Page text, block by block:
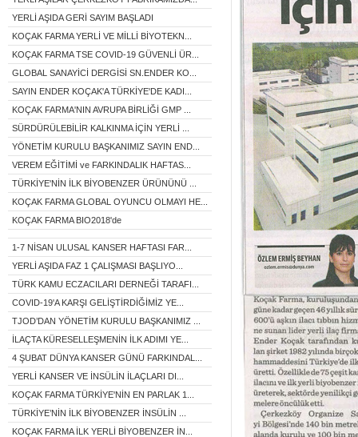
YERLİ AŞIDA GERİ SAYIM BAŞLADI
KOÇAK FARMA YERLİ VE MİLLİ BİYOTEKN...
KOÇAK FARMA TSE COVID-19 GÜVENLİ ÜR...
GLOBAL SANAYİCİ DERGİSİ SN.ENDER KO...
SAYIN ENDER KOÇAK'A TÜRKİYE'DE KADI...
KOÇAK FARMA'NIN AVRUPA BİRLİĞİ GMP ...
SÜRDÜRÜLEBİLİR KALKINMA İÇİN YERLİ ...
YÖNETİM KURULU BAŞKANIMIZ SAYIN END...
VEREM EĞİTİMİ ve FARKINDALIK HAFTAS...
TÜRKİYE'NİN İLK BİYOBENZER ÜRÜNÜNÜ ...
KOÇAK FARMA GLOBAL OYUNCU OLMAYI HE...
KOÇAK FARMA BIO2018'de
1-7 NİSAN ULUSAL KANSER HAFTASI FAR...
YERLİ AŞIDA FAZ 1 ÇALIŞMASI BAŞLIYO...
TÜRK KAMU ECZACILARI DERNEĞİ TARAFI...
COVID-19'A KARŞI GELİŞTİRDİĞİMİZ YE...
TJOD’DAN YÖNETİM KURULU BAŞKANIMIZ ...
İLAÇTA KÜRESELLEŞMENİN İLK ADIMI YE...
4 ŞUBAT DÜNYA KANSER GÜNÜ FARKINDAL...
YERLİ KANSER VE İNSÜLİN İLAÇLARI DI...
KOÇAK FARMA TÜRKİYE'NİN EN PARLAK 1...
TÜRKİYE’NİN İLK BİYOBENZER İNSÜLİN ...
KOÇAK FARMA İLK YERLİ BİYOBENZER İN...